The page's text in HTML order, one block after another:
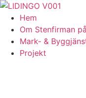
Skip
content
Hem
Om Stenfirman
Mark- &
Projekt